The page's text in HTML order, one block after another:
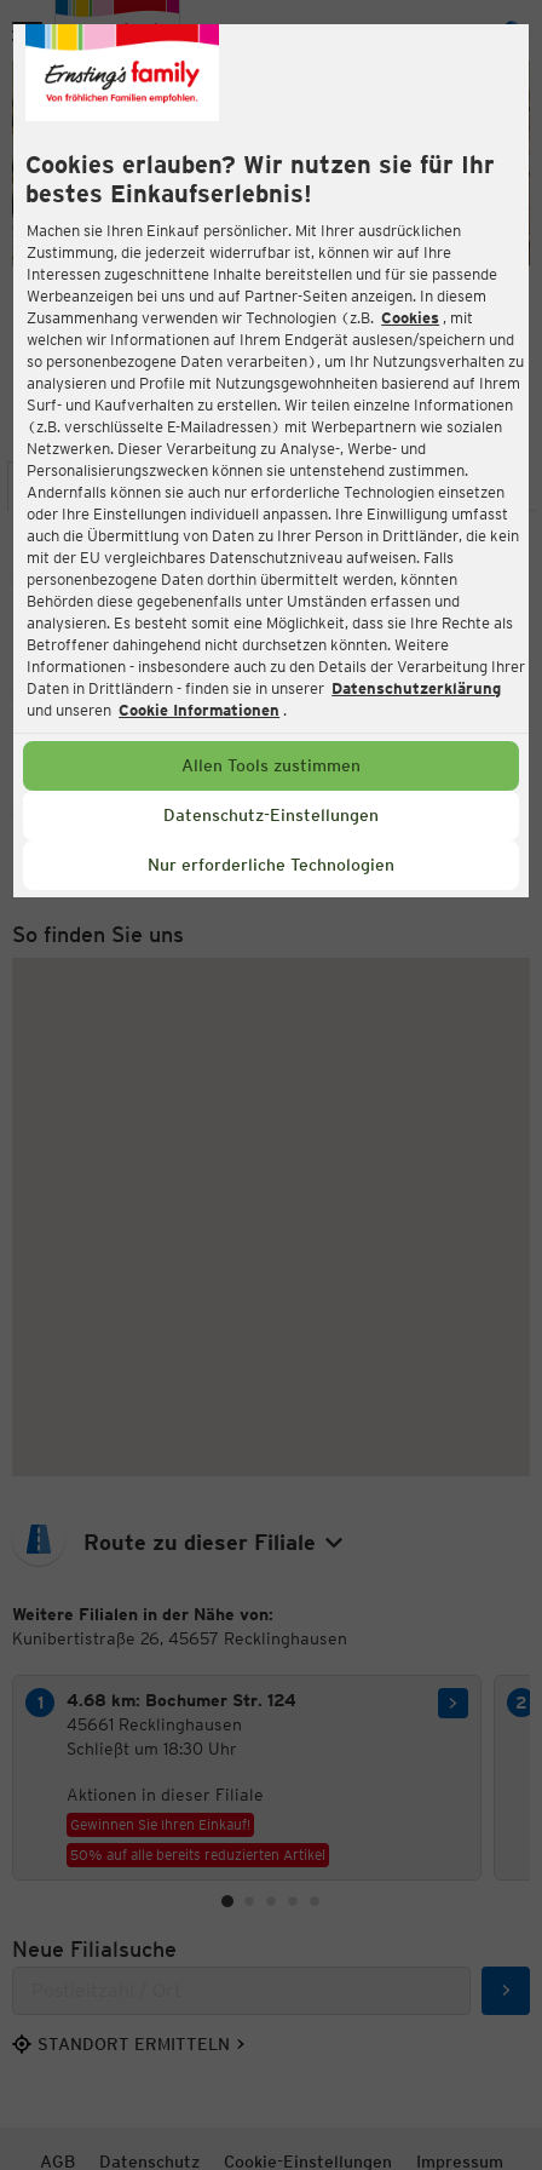
Cookies erlauben? Wir nutzen sie für Ihr
bestes Einkaufserlebnis!
Machen sie Ihren Einkauf persönlicher. Mit Ihrer ausdrücklichen
Zustimmung, die jederzeit widerrufbar ist, können wir auf Ihre
Interessen zugeschnittene Inhalte bereitstellen und für sie passende
Werbeanzeigen bei uns und auf Partner-Seiten anzeigen. In diesem
Zusammenhang verwenden wir Technologien (z.B. Cookies , mit
welchen wir Informationen auf Ihrem Endgerät auslesen/speichern und
so personenbezogene Daten verarbeiten), um Ihr Nutzungsverhalten zu
analysieren und Profile mit Nutzungsgewohnheiten basierend auf Ihrem
Surf- und Kaufverhalten zu erstellen. Wir teilen einzelne Informationen
(z.B. verschlüsselte E-Mailadressen) mit Werbepartnern wie sozialen
Netzwerken. Dieser Verarbeitung zu Analyse-, Werbe- und
Personalisierungszwecken können sie untenstehend zustimmen.
Andernfalls können sie auch nur erforderliche Technologien einsetzen
oder Ihre Einstellungen individuell anpassen. Ihre Einwilligung umfasst
auch die Übermittlung von Daten zu Ihrer Person in Drittländer, die kein
mit der EU vergleichbares Datenschutzniveau aufweisen. Falls
personenbezogene Daten dorthin übermittelt werden, könnten
Behörden diese gegebenenfalls unter Umständen erfassen und
analysieren. Es besteht somit eine Möglichkeit, dass sie Ihre Rechte als
Betroffener dahingehend nicht durchsetzen könnten. Weitere
Informationen - insbesondere auch zu den Details der Verarbeitung Ihrer
Daten in Drittländern - finden sie in unserer Datenschutzerklärung
und unseren Cookie Informationen .
Allen Tools zustimmen
Datenschutz-Einstellungen
Nur erforderliche Technologien
Menü
ERNSTING'S FAMILY FILIALE
Kunibertistraße 26
45657 Recklinghausen
4,3
Bewertung:
STANDORT SERVICES SORTIMENT AKTIONEN
Ernsting's family
Kunibertistraße 26, 45657 Recklinghausen
Aktuell:
Geöffnet
Service Hotline
Montag bis Freitag 8-18 Uhr
So finden Sie uns
Route zu dieser Filiale
Weitere Filialen in der Nähe von:
Kunibertistraße 26, 45657 Recklinghausen
4.68 km: Bochumer Str. 124
45661 Recklinghausen
Schließt um 18:30 Uhr
Aktionen in dieser Filiale
Gewinnen Sie Ihren Einkauf!
50% auf alle bereits reduzierten Artikel
Neue Filialsuche
STANDORT ERMITTELN
AGB Datenschutz Cookie-Einstellungen Impressum